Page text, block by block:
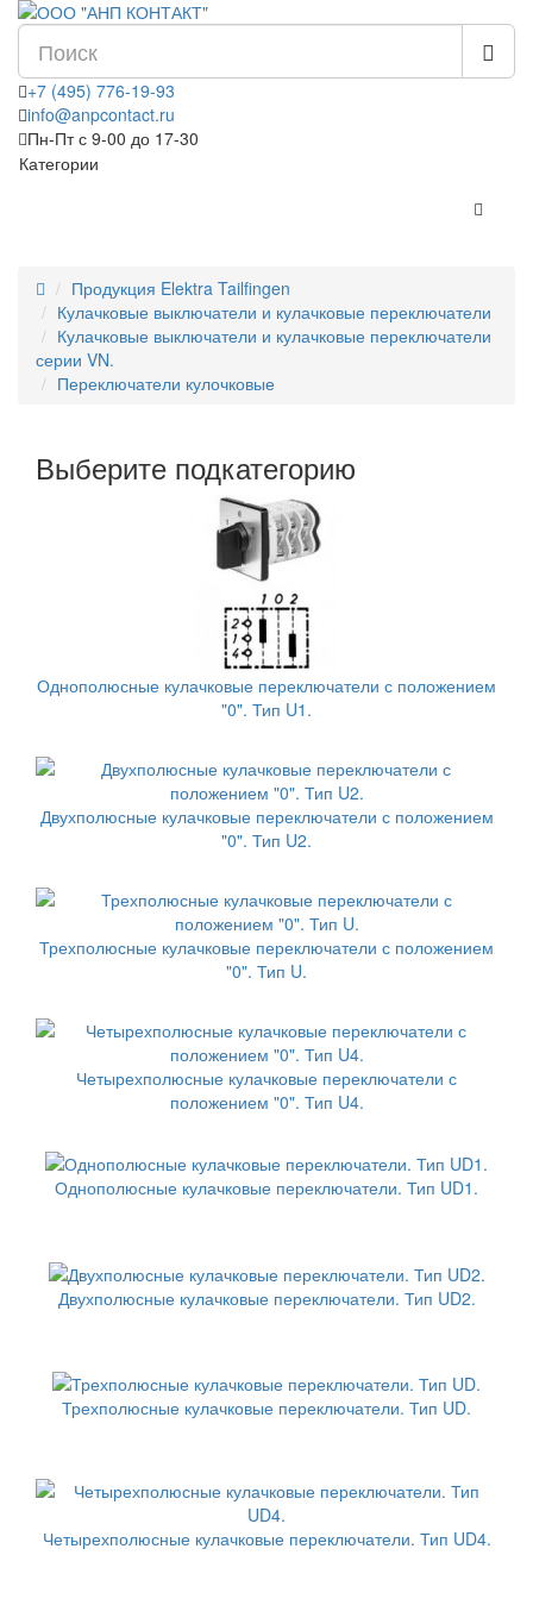
+7 (495) 776-19-93
info@anpcontact.ru
Пн-Пт с 9-00 до 17-30
Категории
Продукция Elektra Tailfingen
Кулачковые выключатели и кулачковые переключатели
Кулачковые выключатели и кулачковые переключатели
серии VN.
Переключатели кулочковые
Выберите подкатегорию
Однополюсные кулачковые переключатели с положением
"0". Тип U1.
Двухполюсные кулачковые переключатели с положением
"0". Тип U2.
Трехполюсные кулачковые переключатели с положением
"0". Тип U.
Четырехполюсные кулачковые переключатели с
положением "0". Тип U4.
Однополюсные кулачковые переключатели. Тип UD1.
Двухполюсные кулачковые переключатели. Тип UD2.
Трехполюсные кулачковые переключатели. Тип UD.
Четырехполюсные кулачковые переключатели. Тип UD4.